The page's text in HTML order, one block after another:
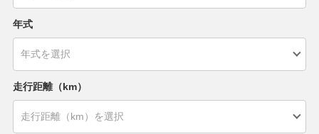
年式
走行距離（km）